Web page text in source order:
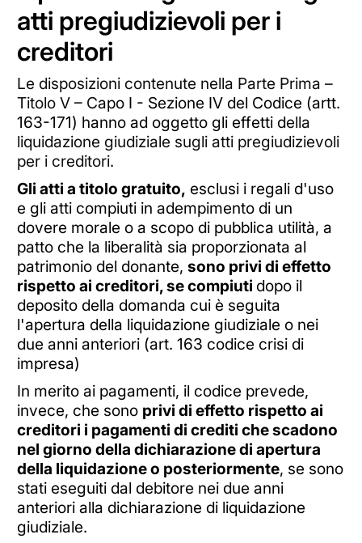
atti pregiudizievoli per i
creditori
Le disposizioni contenute nella Parte Prima –
Titolo V – Capo I - Sezione IV del Codice (artt.
163-171) hanno ad oggetto gli effetti della
liquidazione giudiziale sugli atti pregiudizievoli
per i creditori.
Gli atti a titolo gratuito, esclusi i regali d'uso
e gli atti compiuti in adempimento di un
dovere morale o a scopo di pubblica utilità, a
patto che la liberalità sia proporzionata al
patrimonio del donante, sono privi di effetto
rispetto ai creditori, se compiuti dopo il
deposito della domanda cui è seguita
l'apertura della liquidazione giudiziale o nei
due anni anteriori (art. 163 codice crisi di
impresa)
In merito ai pagamenti, il codice prevede,
invece, che sono privi di effetto rispetto ai
creditori i pagamenti di crediti che scadono
nel giorno della dichiarazione di apertura
della liquidazione o posteriormente, se sono
stati eseguiti dal debitore nei due anni
anteriori alla dichiarazione di liquidazione
giudiziale.